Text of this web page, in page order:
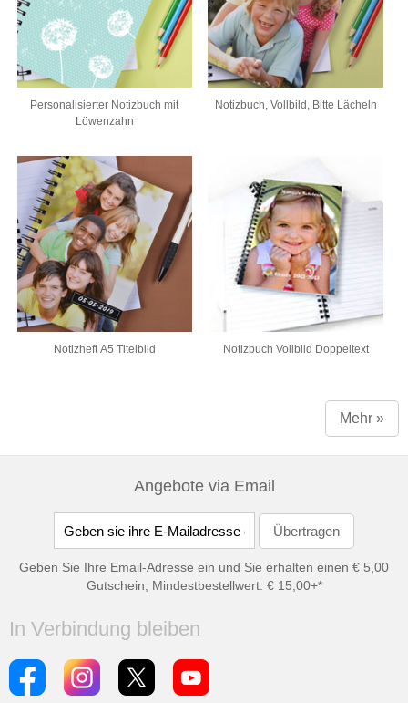
Personalisierter Notizbuch mit
Löwenzahn
Notizbuch, Vollbild, Bitte Lächeln
Notizheft A5 Titelbild Notizbuch Vollbild Doppeltext
Mehr »
Angebote via Email
Geben Sie Ihre Email-Adresse ein und Sie erhalten einen € 5,00
Gutschein, Mindestbestellwert: € 15,00+*
In Verbindung bleiben